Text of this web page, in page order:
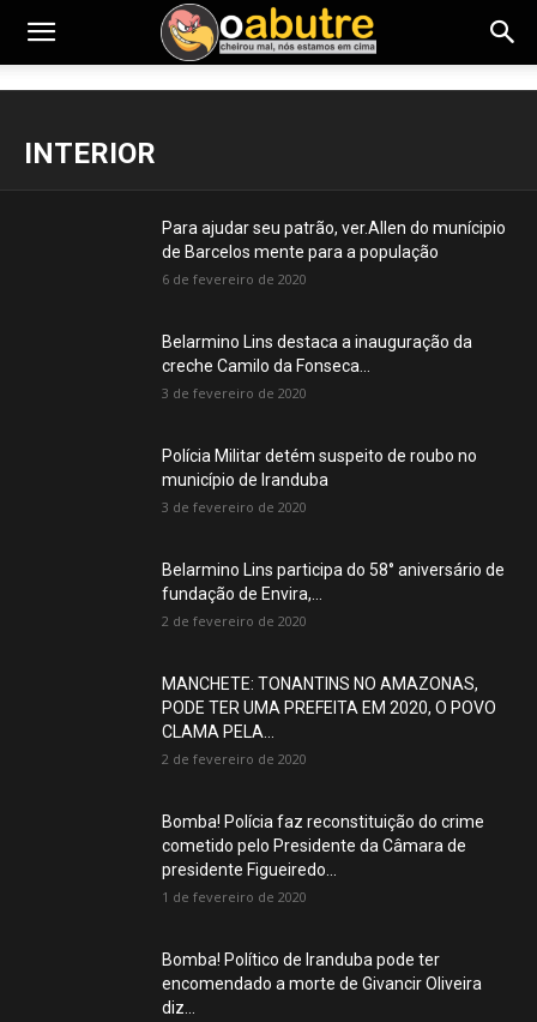
INTERIOR
Para ajudar seu patrão, ver.Allen do munícipio
de Barcelos mente para a população
6 de fevereiro de 2020
Belarmino Lins destaca a inauguração da
creche Camilo da Fonseca...
3 de fevereiro de 2020
Polícia Militar detém suspeito de roubo no
município de Iranduba
3 de fevereiro de 2020
Belarmino Lins participa do 58° aniversário de
fundação de Envira,...
2 de fevereiro de 2020
MANCHETE: TONANTINS NO AMAZONAS,
PODE TER UMA PREFEITA EM 2020, O POVO
CLAMA PELA...
2 de fevereiro de 2020
Bomba! Polícia faz reconstituição do crime
cometido pelo Presidente da Câmara de
presidente Figueiredo...
1 de fevereiro de 2020
Bomba! Político de Iranduba pode ter
encomendado a morte de Givancir Oliveira
diz...